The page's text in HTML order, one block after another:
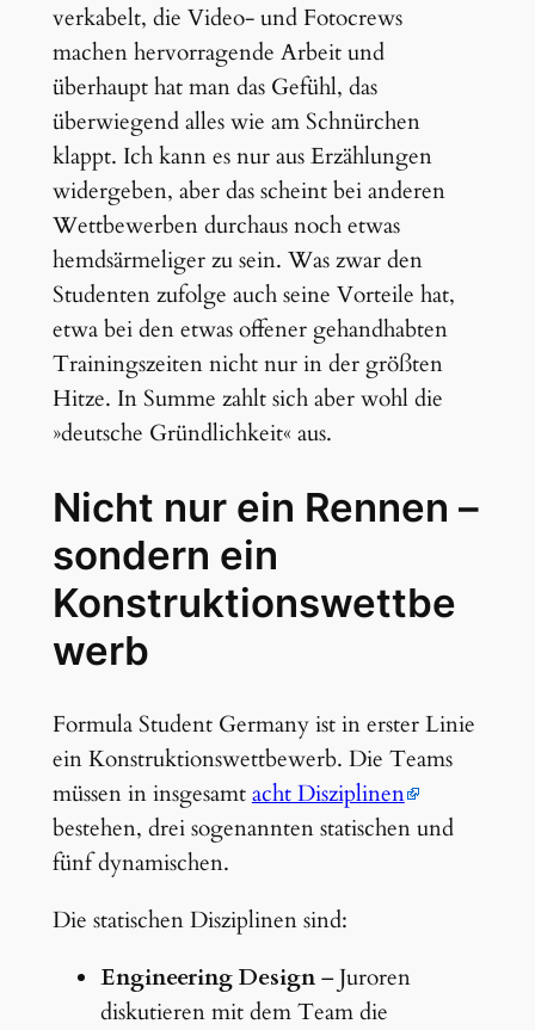
verkabelt, die Video- und Fotocrews
machen hervorragende Arbeit und
überhaupt hat man das Gefühl, das
überwiegend alles wie am Schnürchen
klappt. Ich kann es nur aus Erzählungen
widergeben, aber das scheint bei anderen
Wettbewerben durchaus noch etwas
hemdsärmeliger zu sein. Was zwar den
Studenten zufolge auch seine Vorteile hat,
etwa bei den etwas offener gehandhabten
Trainingszeiten nicht nur in der größten
Hitze. In Summe zahlt sich aber wohl die
»deutsche Gründlichkeit« aus.
Nicht nur ein Rennen –
sondern ein
Konstruktionswettbe
werb
Formula Student Germany ist in erster Linie
ein Konstruktionswettbewerb. Die Teams
müssen in insgesamtacht Disziplinen
bestehen, drei sogenannten statischen und
fünf dynamischen.
Die statischen Disziplinen sind:
Engineering Design– Juroren
diskutieren mit dem Team die